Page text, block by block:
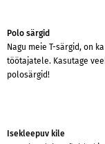
Polo särgid
Nagu meie T-särgid, on
töötajatele. Kasutage
polosärgid!
Isekleepuv kile